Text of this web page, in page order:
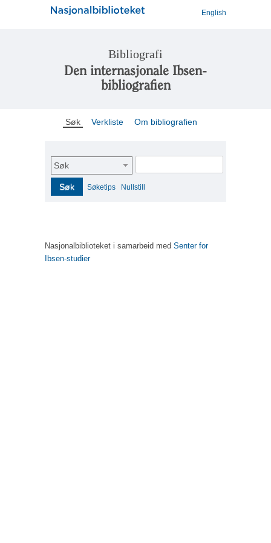
English
Bibliografi
Den internasjonale Ibsen-
bibliografien
Søk Verkliste Om bibliografien
Søk
Søk Søketips Nullstill
Nasjonalbiblioteket i samarbeid med Senter for
Ibsen-studier